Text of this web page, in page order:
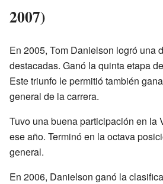
2007)
En 2005, Tom Danielson logró una
destacadas. Ganó la quinta etapa
Este triunfo le permitió también
general de la carrera.
Tuvo una buena participación en la
ese año. Terminó en la octava
general.
En 2006, Danielson ganó la